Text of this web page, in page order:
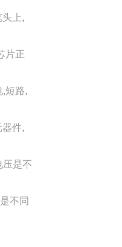
上,
片正
,短路,
件,
压是不
不同